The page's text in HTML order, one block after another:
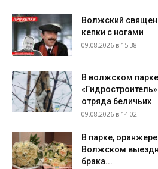
Волжский
кепки с ногами
09.08.2026 в 15:38
В волжском парке
отряда беличьих
09.08.2026 в 14:02
В парке,
Волжском
брака...